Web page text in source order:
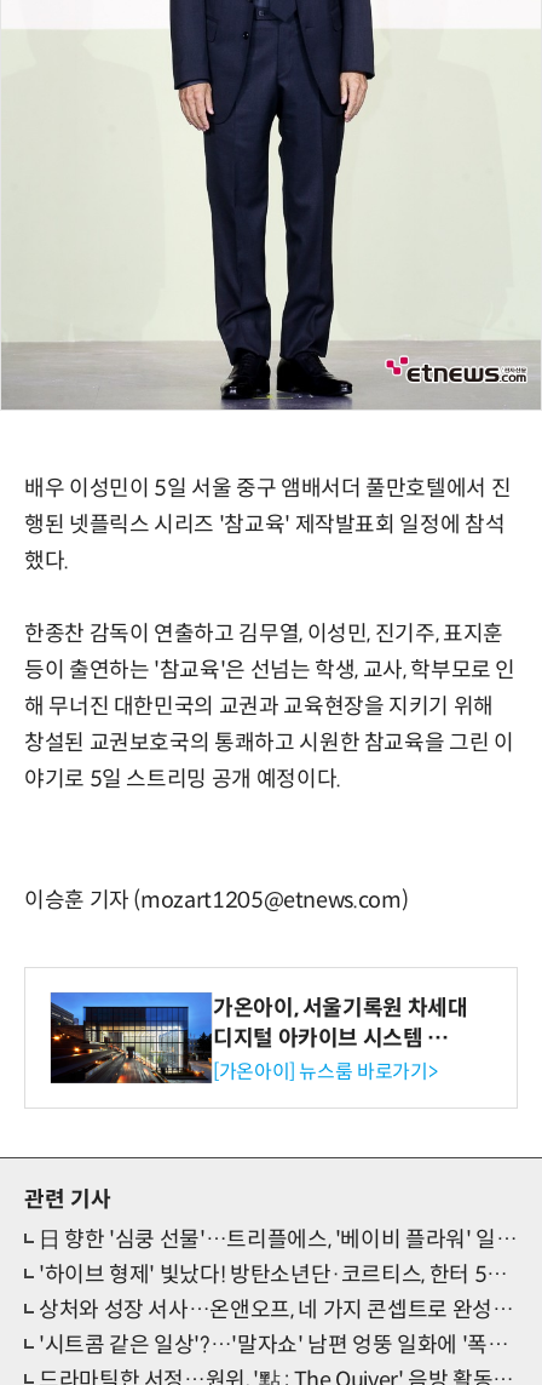
배우 이성민이 5일 서울 중구 앰배서더 풀만호텔에서 진
행된 넷플릭스 시리즈 '참교육' 제작발표회 일정에 참석
했다.
한종찬 감독이 연출하고 김무열, 이성민, 진기주, 표지훈
등이 출연하는 '참교육'은 선넘는 학생, 교사, 학부모로 인
해 무너진 대한민국의 교권과 교육현장을 지키기 위해
창설된 교권보호국의 통쾌하고 시원한 참교육을 그린 이
야기로 5일 스트리밍 공개 예정이다.
이승훈 기자 (mozart1205@etnews.com)
가온아이, 서울기록원 차세대
디지털 아카이브 시스템 구축
수행
[가온아이] 뉴스룸 바로가기>
관련 기사
日 향한 '심쿵 선물'…트리플에스, '베이비 플라워' 일본어 버전 발매
'하이브 형제' 빛났다! 방탄소년단·코르티스, 한터 5월 차트 주인공
상처와 성장 서사…온앤오프, 네 가지 콘셉트로 완성한 '청춘 자화상'
'시트콤 같은 일상'?…'말자쇼' 남편 엉뚱 일화에 '폭소 만발'